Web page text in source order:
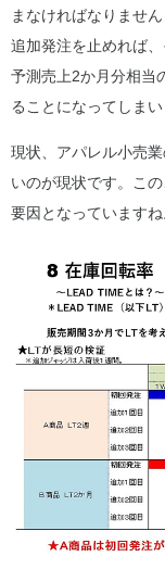
まなければなりませ
追加発注を止めれば
予測売上2か月分相当
ることになってしまい
現状、アパレル小売
いのが現状です。こ
要因となっていますね